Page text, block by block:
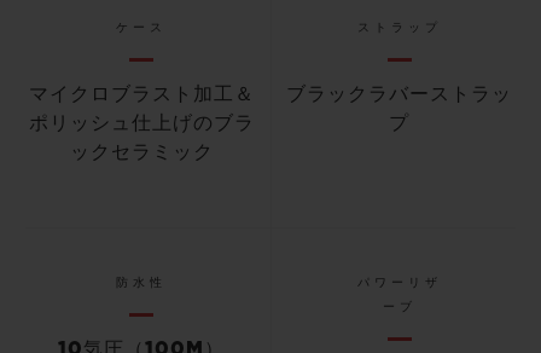
ケース
マイクロブラスト加工＆
ポリッシュ仕上げのブラ
ックセラミック
ストラップ
ブラックラバーストラッ
プ
防水性
パワーリザ
ーブ